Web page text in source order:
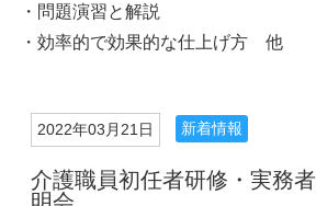
・問題演習と解説
・効率的で効果的な仕上げ方 他
2022年03月21日 新着情報
介護職員初任者研修・実務